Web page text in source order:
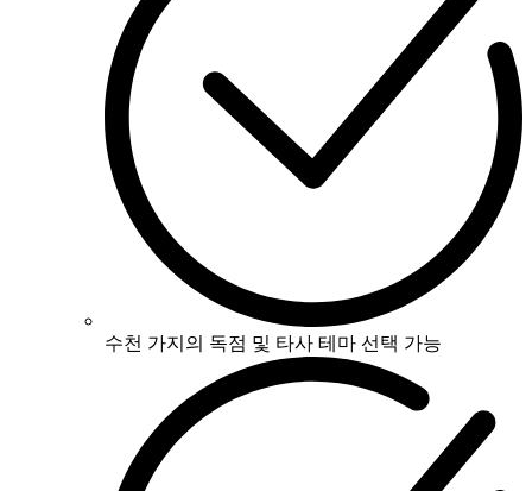
수천 가지의 독점 및 타사 테마 선택 가능